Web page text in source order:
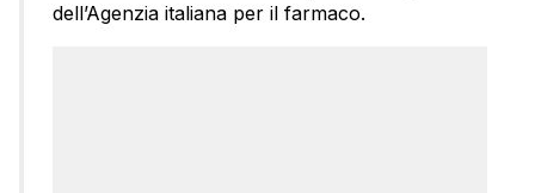
dell’Agenzia italiana per il farmaco.